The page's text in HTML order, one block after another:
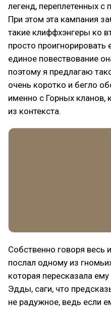
легенд, переплетенных с
При этом эта кампания
такие клиффхэнгеры ко
просто проигнорировать
единое повествование
поэтому я предлагаю
очень коротко и бегло
именно с Горных кланов,
из контекста.
Собственно говоря весь
послал одному из
которая пересказала
Эдды, саги, что
не радужное, ведь если